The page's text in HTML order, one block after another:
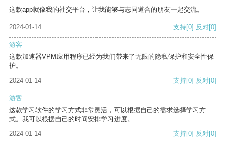
这款app就像我的社交平台，让我能够与志同道合的朋友一起交流。
2024-01-14 支持[0] 反对[0]
游客
这款加速器VPM应用程序已经为我们带来了无限的隐私保护和安全性保
护。
2024-01-14
支持[0] 反对[0]
游客
这款学习软件的学习方式非常灵活，可以根据自己的需求选择学习方
式。我可以根据自己的时间安排学习进度。
2024-01-14
支持[0] 反对[0]